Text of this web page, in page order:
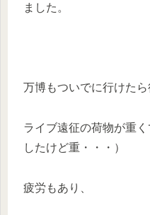
ました。
万博もついでに行けたら
ライブ遠征の荷物が重
したけど重・・・）
疲労もあり、